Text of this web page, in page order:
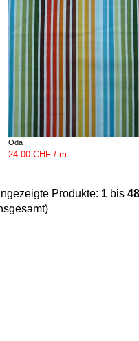
Oda
24.00 CHF / m
Produkte: 1 bis 48